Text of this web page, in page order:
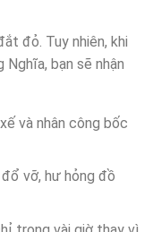
đỏ. Tuy nhiên, khi
bạn sẽ nhận
và nhân công bốc
vỡ, hư hỏng đồ